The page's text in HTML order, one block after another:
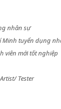
nhân sự
tuyển dụng
viên mới tốt nghiệp
Tester